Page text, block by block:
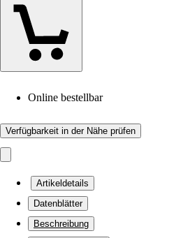
Online bestellbar
Verfügbarkeit in der Nähe prüfen
Artikeldetails
Datenblätter
Beschreibung